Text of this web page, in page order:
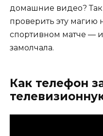
домашние видео?
проверить эту магию
спортивном матче —
замолчала.
Как телефон